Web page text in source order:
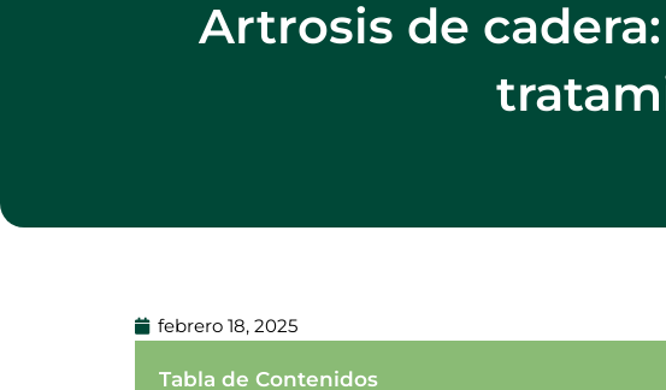
Artrosis de
febrero 18, 2025
Tabla de Contenidos